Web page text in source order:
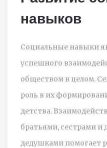
навыков
Социальные навыки
успешного
обществом в целом.
роль в их
детства.
братьями, сестрами
дедушками помогает